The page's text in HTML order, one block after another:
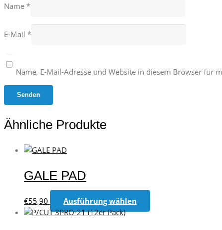
Name *
E-Mail *
Name, E-Mail-Adresse und Website in diesem Browser für
Ähnliche Produkte
GALE PAD
€55,90 Ausführung wählen
Produkt